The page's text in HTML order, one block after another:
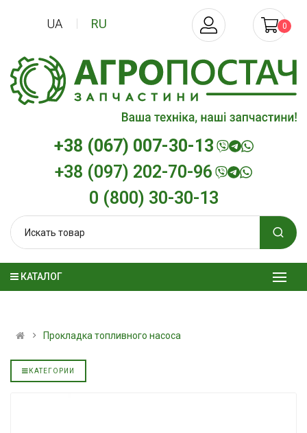
+38 (067) 007-30-13
+38 (097) 202-70-96
0 (800) 30-30-13
UA RU 0
КАТАЛОГ
Прокладка топливного насоса
КАТЕГОРИИ